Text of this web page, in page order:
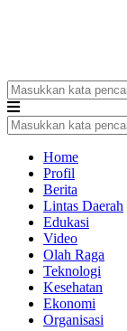
Home
Profil
Berita
Lintas Daerah
Edukasi
Video
Olah Raga
Teknologi
Kesehatan
Ekonomi
Organisasi